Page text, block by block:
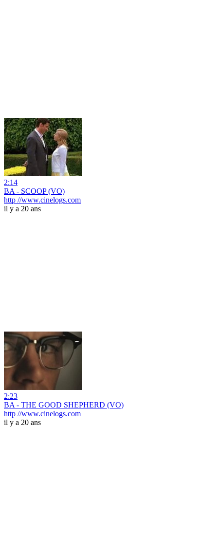
2:14
BA - SCOOP (VO)
http //www.cinelogs.com
il y a 20 ans
2:23
BA - THE GOOD SHEPHERD (VO)
http //www.cinelogs.com
il y a 20 ans